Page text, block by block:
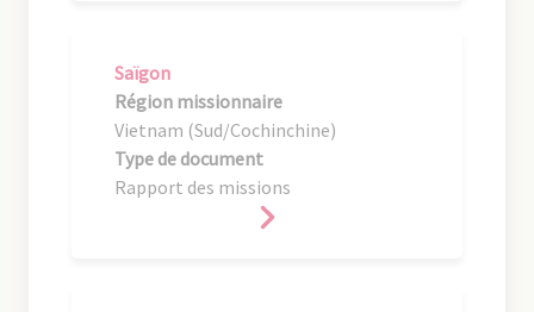
Saïgon
Région missionnaire
Vietnam (Sud/Cochinchine)
Type de document
Rapport des missions